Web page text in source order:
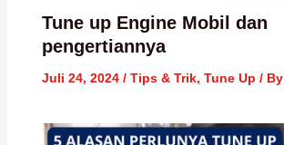
Tune up Engine Mobil dan
pengertiannya
Juli 24, 2024 / Tips & Trik, Tune Up / By